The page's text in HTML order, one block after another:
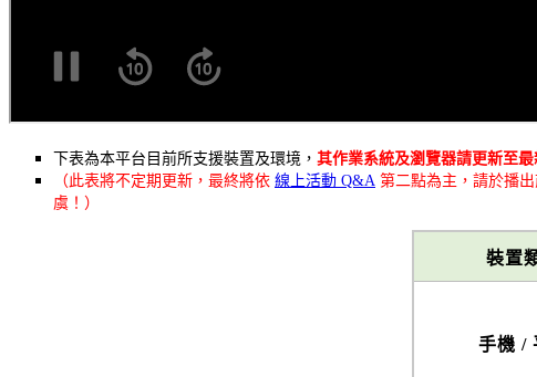
下表為本平台目前所支援裝置及環境， 其作業系統及瀏覽器請更新至
（此表將不定期更新，最終將依 線上活動 Q&A 第二點為主，請於播
虞！）
裝置
手機 /